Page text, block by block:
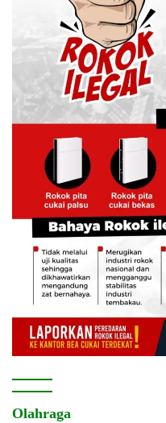
Olahraga